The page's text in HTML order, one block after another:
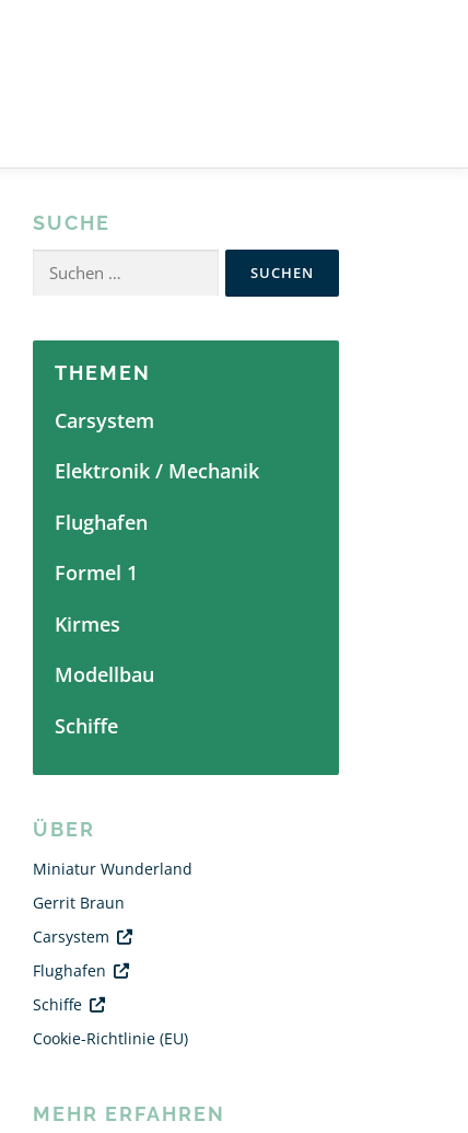
SUCHE
Suchen
nach:
THEMEN
Carsystem
Elektronik / Mechanik
Flughafen
Formel 1
Kirmes
Modellbau
Schiffe
ÜBER
Miniatur Wunderland
Gerrit Braun
Carsystem
Flughafen
Schiffe
Cookie-Richtlinie (EU)
MEHR ERFAHREN